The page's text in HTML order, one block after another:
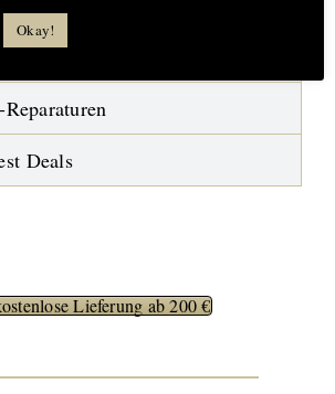
Deals
Lieferung ab 200 €
Okay!